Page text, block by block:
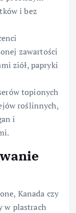
i bez
zawartości
ziół, papryki
topionych
roślinnych,
i
Kanada czy
w plastrach